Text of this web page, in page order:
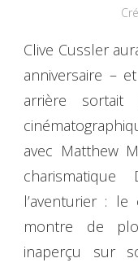
Clive Cussler
anniversaire –
arrière
avec Matthew
l’aventurier :
montre de
inaperçu sur